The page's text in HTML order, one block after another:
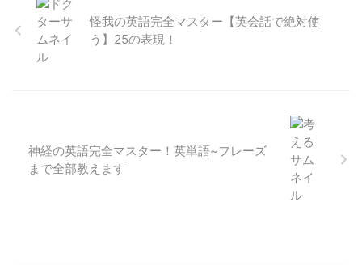
怪我の英語完全マスター【英会話で絶対使
う】25の表現！
神経の英語完全マスター！英単語~フレーズ
まで全部教えます